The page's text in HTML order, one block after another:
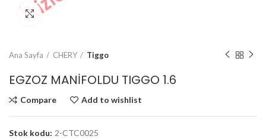
Click to enlarge
Ana Sayfa CHERY Tiggo
EGZOZ MANİFOLDU TIGGO 1.6
Compare Add to wishlist
Stok kodu: 2-CTC0025